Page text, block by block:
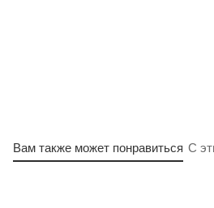
Вам также может понравиться С